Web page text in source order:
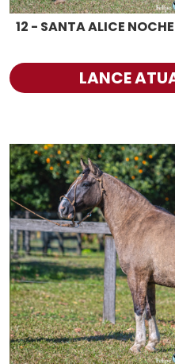
12 - SANTA ALICE
LANCE